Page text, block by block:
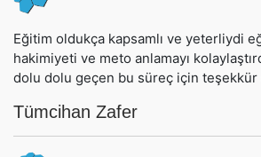
Eğitim oldukça kapsamlı ve yeterliydi
hakimiyeti ve meto anlamayı
dolu dolu geçen bu süreç için teşekkür
Tümcihan Zafer